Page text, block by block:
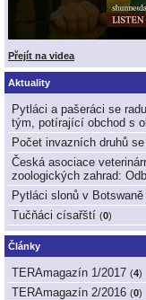
Přejít na videa
Aktuality
Pytláci a pašeráci se
tým, potírající obchod s
Počet invazních druhů
Česká asociace
zoologických zahrad:
Pytláci slonů v
Tučňáci císařští (0)
Články
TERAmagazín 1/2017 (4)
TERAmagazín 2/2016 (0)